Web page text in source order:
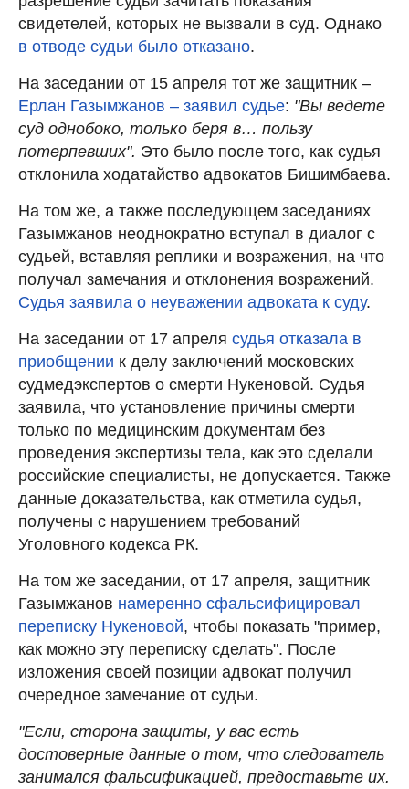
свидетелей, которых не вызвали в суд. Однако
в отводе судьи было отказано.
На заседании от 15 апреля тот же защитник –
Ерлан Газымжанов – заявил судье: "Вы ведете
суд однобоко, только беря в… пользу
потерпевших". Это было после того, как судья
отклонила ходатайство адвокатов Бишимбаева.
На том же, а также последующем заседаниях
Газымжанов неоднократно вступал в диалог с
судьей, вставляя реплики и возражения, на что
получал замечания и отклонения возражений.
Судья заявила о неуважении адвоката к суду.
На заседании от 17 апреля судья отказала в
приобщении к делу заключений московских
судмедэкспертов о смерти Нукеновой. Судья
заявила, что установление причины смерти
только по медицинским документам без
проведения экспертизы тела, как это сделали
российские специалисты, не допускается. Также
данные доказательства, как отметила судья,
получены с нарушением требований
Уголовного кодекса РК.
На том же заседании, от 17 апреля, защитник
Газымжанов намеренно сфальсифицировал
переписку Нукеновой, чтобы показать "пример,
как можно эту переписку сделать". После
изложения своей позиции адвокат получил
очередное замечание от судьи.
"Если, сторона защиты, у вас есть
достоверные данные о том, что следователь
занимался фальсификацией, предоставьте их.